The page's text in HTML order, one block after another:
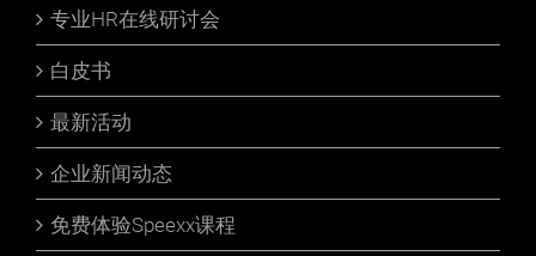
专业HR在线研讨会
白皮书
最新活动
企业新闻动态
免费体验Speexx课程